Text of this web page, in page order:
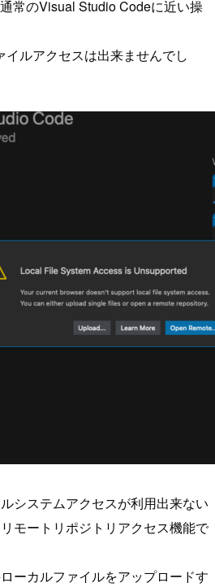
常のVisual Studio Codeに近い操
ルアクセスは出来ませんでし
システムアクセスが利用出来ない
モートリポジトリアクセス機能で
ーカルファイルをアップロードす